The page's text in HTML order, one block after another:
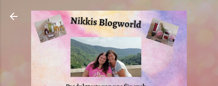
Direkt zum Hauptbereich